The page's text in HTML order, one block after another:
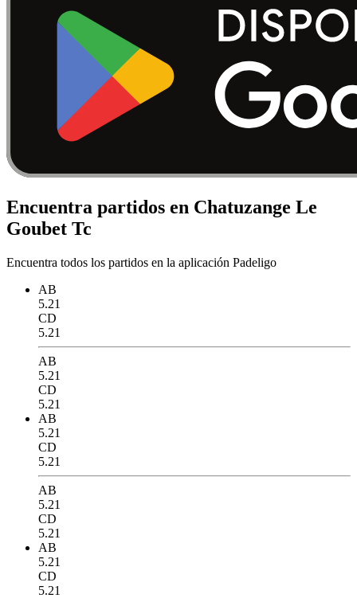
Encuentra partidos en Chatuzange Le
Goubet Tc
Encuentra todos los partidos en la aplicación Padeligo
AB
5.21
CD
5.21
AB
5.21
CD
5.21
AB
5.21
CD
5.21
AB
5.21
CD
5.21
AB
5.21
CD
5.21